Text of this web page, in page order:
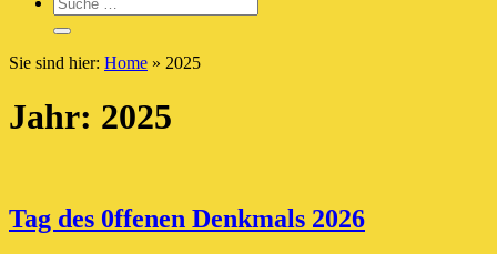
Sie sind hier: Home » 2025
Jahr: 2025
Tag des 0ffenen Denkmals 2026